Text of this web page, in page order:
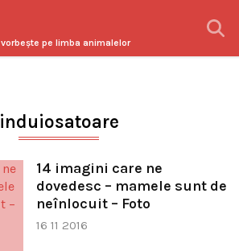
vorbeşte pe limba animalelor
induiosatoare
14 imagini care ne
dovedesc – mamele sunt de
neînlocuit – Foto
16 11 2016